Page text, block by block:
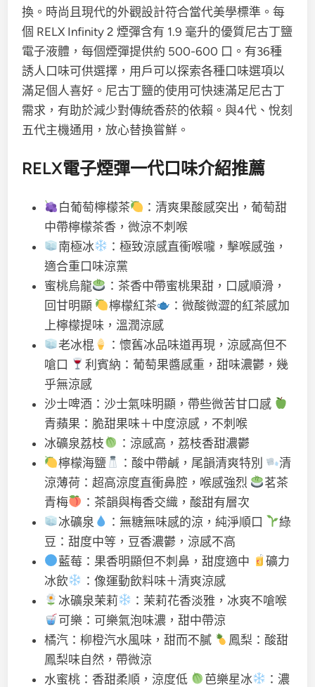
換。時尚且現代的外觀設計符合當代美學標準。每
個 RELX Infinity 2 煙彈含有 1.9 毫升的優質尼古丁鹽
電子液體，每個煙彈提供約 500-600 口。有36種
誘人口味可供選擇，用戶可以探索各種口味選項以
滿足個人喜好。尼古丁鹽的使用可快速滿足尼古丁
需求，有助於減少對傳統香菸的依賴。與4代、悅刻
五代主機通用，放心替換嘗鮮。
RELX電子煙彈一代口味介紹推薦
白葡萄檸檬茶
：清爽果酸感突出，葡萄甜
中帶檸檬茶香，微涼不刺喉
南極冰
：極致涼感直衝喉嚨，擊喉感強，
適合重口味涼黨
蜜桃烏龍
：茶香中帶蜜桃果甜，口感順滑，
回甘明顯
檸檬紅茶
：微酸微澀的紅茶感加
上檸檬提味，溫潤涼感
老冰棍
：懷舊冰品味道再現，涼感高但不
嗆口
利賓納：葡萄果醬感重，甜味濃鬱，幾
乎無涼感
沙士啤酒：沙士氣味明顯，帶些微苦甘口感
青蘋果：脆甜果味＋中度涼感，不刺喉
冰礦泉荔枝
：涼感高，荔枝香甜濃鬱
檸檬海鹽
：酸中帶鹹，尾韻清爽特別
清
涼薄荷：超高涼度直衝鼻腔，喉感強烈
茗茶
青梅
：茶韻與梅香交織，酸甜有層次
冰礦泉
：無糖無味感的涼，純淨順口
綠
豆：甜度中等，豆香濃鬱，涼感不高
藍莓：果香明顯但不刺鼻，甜度適中
礦力
冰飲
：像運動飲料味＋清爽涼感
冰礦泉茉莉
：茉莉花香淡雅，冰爽不嗆喉
可樂：可樂氣泡味濃，甜中帶涼
橘汽：柳橙汽水風味，甜而不膩
鳳梨：酸甜
鳳梨味自然，帶微涼
水蜜桃：香甜柔順，涼度低
芭樂星冰
：濃